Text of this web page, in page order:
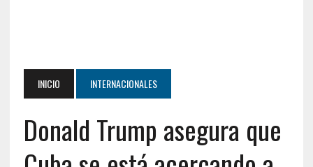
INICIO INTERNACIONALES
Donald Trump asegura que